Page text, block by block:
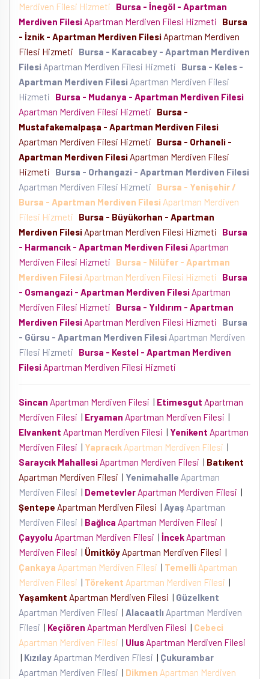
Merdiven Filesi Hizmeti
Bursa - İnegöl - Apartman
Merdiven Filesi Apartman Merdiven Filesi Hizmeti
Bursa
- İznik - Apartman Merdiven Filesi Apartman Merdiven
Filesi Hizmeti
Bursa - Karacabey - Apartman Merdiven
Filesi Apartman Merdiven Filesi Hizmeti
Bursa - Keles -
Apartman Merdiven Filesi Apartman Merdiven Filesi
Hizmeti
Bursa - Mudanya - Apartman Merdiven Filesi
Apartman Merdiven Filesi Hizmeti
Bursa -
Mustafakemalpaşa - Apartman Merdiven Filesi
Apartman Merdiven Filesi Hizmeti
Bursa - Orhaneli -
Apartman Merdiven Filesi Apartman Merdiven Filesi
Hizmeti
Bursa - Orhangazi - Apartman Merdiven Filesi
Apartman Merdiven Filesi Hizmeti
Bursa - Yenişehir /
Bursa - Apartman Merdiven Filesi Apartman Merdiven
Filesi Hizmeti
Bursa - Büyükorhan - Apartman
Merdiven Filesi Apartman Merdiven Filesi Hizmeti
Bursa
- Harmancık - Apartman Merdiven Filesi Apartman
Merdiven Filesi Hizmeti
Bursa - Nilüfer - Apartman
Merdiven Filesi Apartman Merdiven Filesi Hizmeti
Bursa
- Osmangazi - Apartman Merdiven Filesi Apartman
Merdiven Filesi Hizmeti
Bursa - Yıldırım - Apartman
Merdiven Filesi Apartman Merdiven Filesi Hizmeti
Bursa
- Gürsu - Apartman Merdiven Filesi Apartman Merdiven
Filesi Hizmeti
Bursa - Kestel - Apartman Merdiven
Filesi Apartman Merdiven Filesi Hizmeti
Sincan Apartman Merdiven Filesi | Etimesgut Apartman
Merdiven Filesi | Eryaman Apartman Merdiven Filesi |
Elvankent Apartman Merdiven Filesi | Yenikent Apartman
Merdiven Filesi | Yapracık Apartman Merdiven Filesi |
Saraycık Mahallesi Apartman Merdiven Filesi | Batıkent
Apartman Merdiven Filesi | Yenimahalle Apartman
Merdiven Filesi | Demetevler Apartman Merdiven Filesi |
Şentepe Apartman Merdiven Filesi | Ayaş Apartman
Merdiven Filesi | Bağlıca Apartman Merdiven Filesi |
Çayyolu Apartman Merdiven Filesi | İncek Apartman
Merdiven Filesi | Ümitköy Apartman Merdiven Filesi |
Çankaya Apartman Merdiven Filesi | Temelli Apartman
Merdiven Filesi | Törekent Apartman Merdiven Filesi |
Yaşamkent Apartman Merdiven Filesi | Güzelkent
Apartman Merdiven Filesi | Alacaatlı Apartman Merdiven
Filesi | Keçiören Apartman Merdiven Filesi | Cebeci
Apartman Merdiven Filesi | Ulus Apartman Merdiven Filesi
| Kızılay Apartman Merdiven Filesi | Çukurambar
Apartman Merdiven Filesi | Dikmen Apartman Merdiven